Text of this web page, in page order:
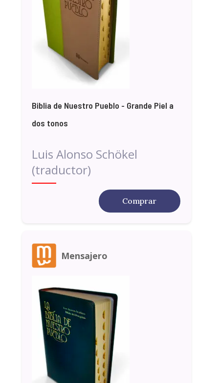
Biblia de Nuestro Pueblo - Grande Piel a
dos tonos
Luis Alonso Schökel
(traductor)
Comprar
Mensajero